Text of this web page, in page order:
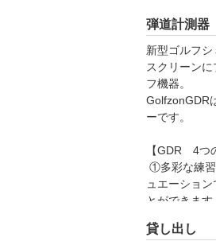
弾道計測器
新型ゴルフシ
スクリーン
フ機器。
GolfzonGDR
ーです。
【GDR　4つ
ュエーショ
とができます
な「練習」を
貸し出し